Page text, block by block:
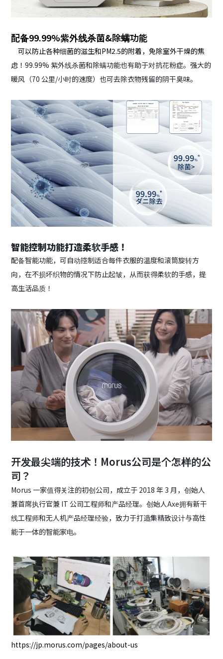
配备99.99%紫外线杀菌&除螨功能
可以防止各种细菌的滋生和PM2.5的附着，免除室外干燥的焦
虑！99.99% 紫外线杀菌和除螨功能也有助于对抗花粉症。强大的
暖风（70 公里/小时的速度）也可去除衣物残留的阴干臭味。
智能控制功能打造柔软手感！
配备智能功能，可自动控制适合每件衣服的温度和滚筒旋转方
向，在不损坏织物的情况下防止起皱，从而获得柔软的手感，提
高生活品质！
开发最尖端的技术！Morus公司是个怎样的公
司？
Morus 一家值得关注的初创公司，成立于 2018 年 3 月，创始人
兼首席执行官兼 IT 公司工程师和产品经理。创始人Axe拥有新干
线工程师和无人机产品经理经验，致力于打造集精致设计与高性
能于一体的智能家电。
https://jp.morus.com/pages/about-us